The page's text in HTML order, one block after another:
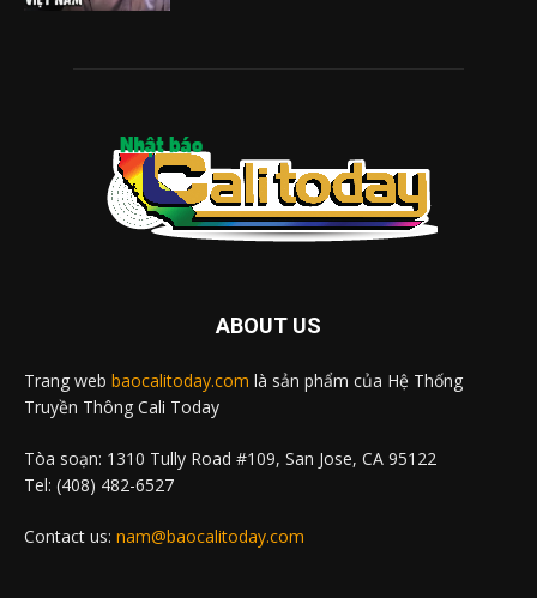
ABOUT US
Trang web baocalitoday.com là sản phẩm của Hệ Thống
Truyền Thông Cali Today
Tòa soạn: 1310 Tully Road #109, San Jose, CA 95122
Tel: (408) 482-6527
Contact us: nam@baocalitoday.com